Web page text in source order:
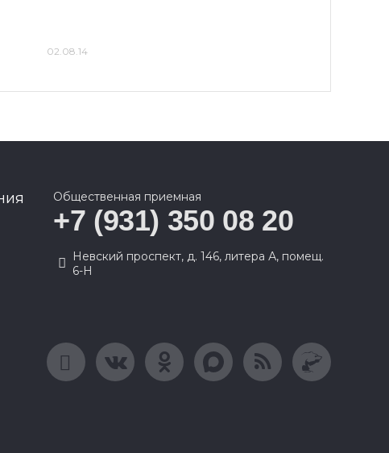
02.08.14
Общественная приемная
+7 (931) 350 08 20
Невский проспект, д. 146, литера А, помещ.
6-Н